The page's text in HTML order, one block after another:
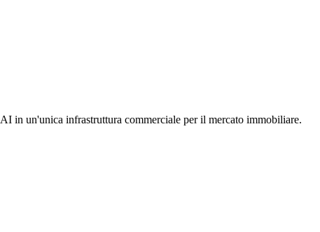
in un'unica infrastruttura commerciale per il mercato immobiliare.